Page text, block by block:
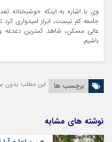
وی با اشاره به اینکه خوشبختانه
جامعه کم نیست، ابراز امیدواری
عالی مسکن، شاهد کمترین دغدغه
باشیم.
برچسب ها این مطلب بدون
نوشته های مشابه